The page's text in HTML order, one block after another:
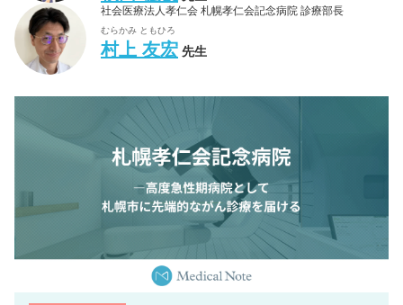
社会医療法人孝仁会 札幌孝仁会記念病院 診療部長
むらかみ ともひろ
村上 友宏 先生